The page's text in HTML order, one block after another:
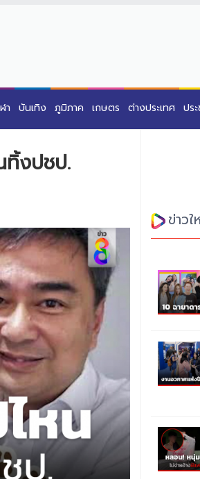
า บันเทิง ภูมิภาค เกษตร ต่างประเทศ ปร
ทิ้งปชป.
ข่าว